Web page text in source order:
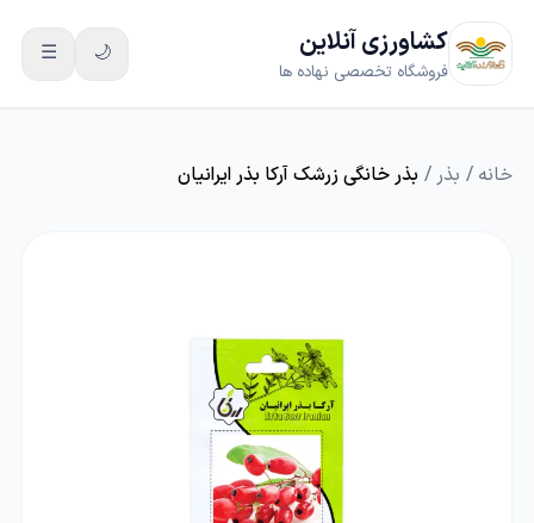
کشاورزی آنلاین
فروشگاه تخصصی نهاده ها
🌙
☰
خانه / بذر / بذر خانگی زرشک آرکا بذر ایرانیان